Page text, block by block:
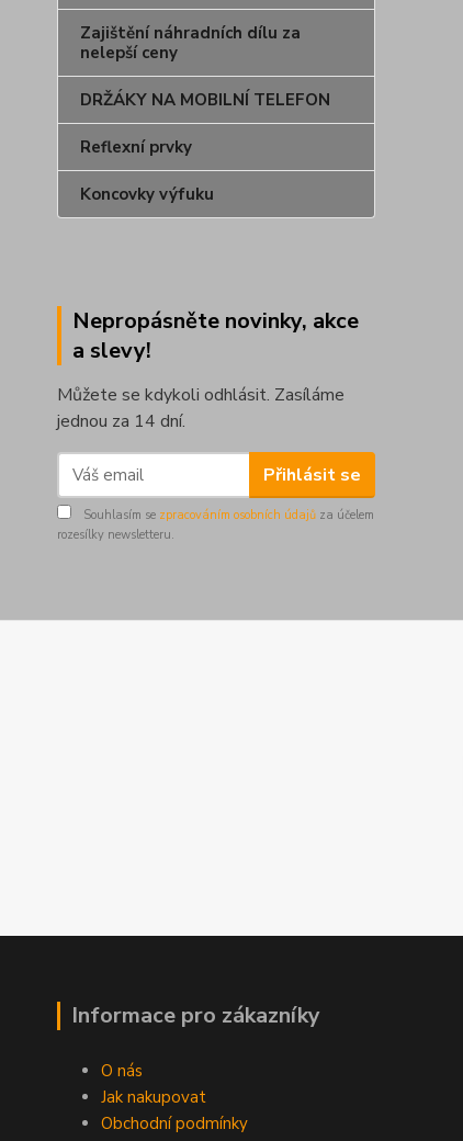
Zajištění náhradních dílu za
nelepší ceny
DRŽÁKY NA MOBILNÍ TELEFON
Reflexní prvky
Koncovky výfuku
Nepropásněte novinky, akce
a slevy!
Můžete se kdykoli odhlásit. Zasíláme
jednou za 14 dní.
Přihlásit se
Souhlasím se zpracováním osobních údajů za účelem
rozesílky newsletteru.
Informace pro zákazníky
O nás
Jak nakupovat
Obchodní podmínky